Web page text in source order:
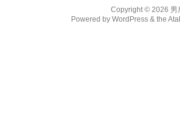
Copyright © 2026 男
Powered by WordPress & the